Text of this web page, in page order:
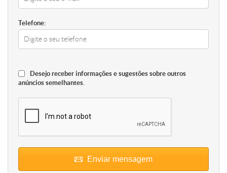
Telefone:
Desejo receber informações e sugestões sobre outros
anúncios semelhantes.
Enviar mensagem